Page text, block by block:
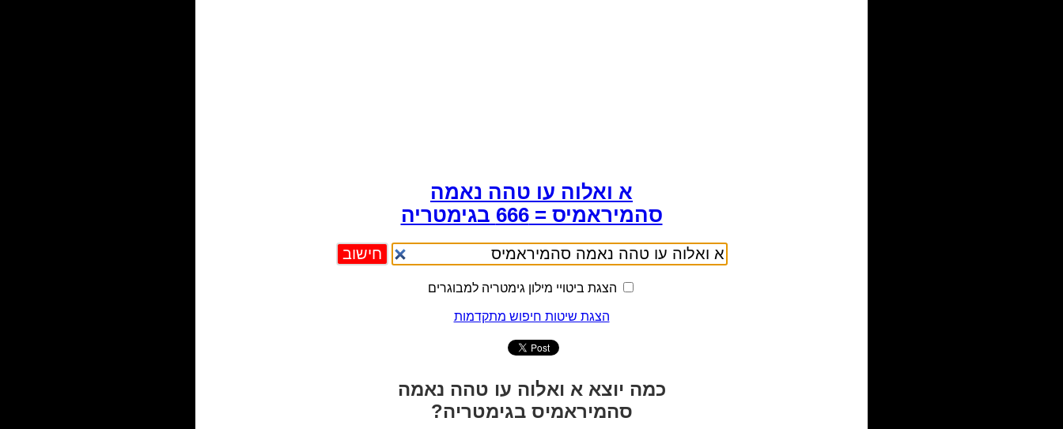
א ואלוה עו טהה נאמה
סהמיראמיס = 666 בגימטריה
הצגת ביטויי מילון גימטריה למבוגרים
הצגת שיטות חיפוש מתקדמות
כמה יוצא א ואלוה עו טהה נאמה
סהמיראמיס בגימטריה?